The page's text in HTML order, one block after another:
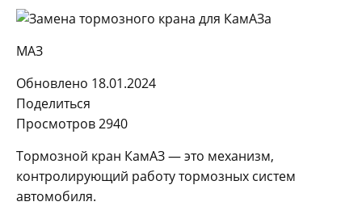
МАЗ
Обновлено 18.01.2024
Поделиться
Просмотров 2940
Тормозной кран КамАЗ — это механизм,
контролирующий работу тормозных систем
автомобиля.